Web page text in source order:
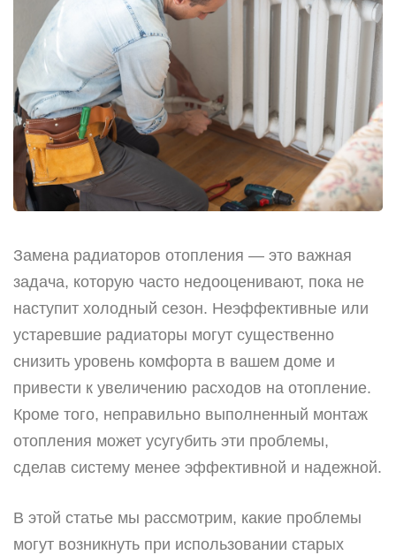
Замена радиаторов отопления — это важная
задача, которую часто недооценивают, пока не
наступит холодный сезон. Неэффективные или
устаревшие радиаторы могут существенно
снизить уровень комфорта в вашем доме и
привести к увеличению расходов на отопление.
Кроме того, неправильно выполненный монтаж
отопления может усугубить эти проблемы,
сделав систему менее эффективной и надежной.
В этой статье мы рассмотрим, какие проблемы
могут возникнуть при использовании старых